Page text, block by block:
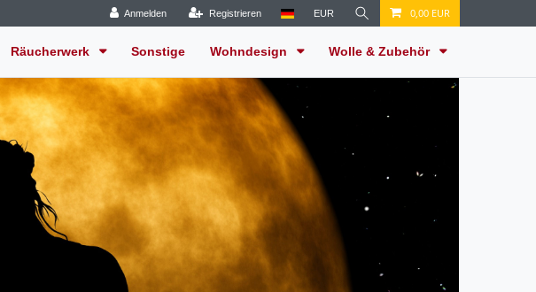
Anmelden Registrieren EUR 0,00 EUR
Räucherwerk Sonstige Wohndesign Wolle & Zubehör